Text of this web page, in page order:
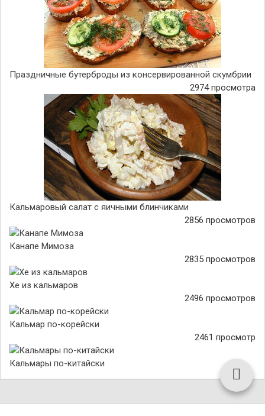
Праздничные бутерброды из консервированной скумбрии
2974 просмотра
Кальмаровый салат с яичными блинчиками
2856 просмотров
Канапе Мимоза
2835 просмотров
Хе из кальмаров
2496 просмотров
Кальмар по-корейски
2461 просмотр
Кальмары по-китайски